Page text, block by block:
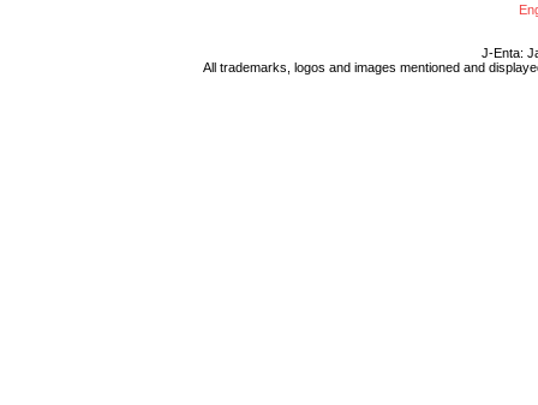
J-Enta:
All trademarks, logos and images mentioned and